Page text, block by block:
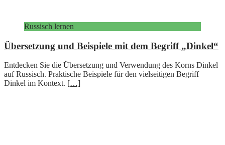
Russisch lernen
Übersetzung und Beispiele mit dem Begriff „Dinkel“
Entdecken Sie die Übersetzung und Verwendung des Korns Dinkel
auf Russisch. Praktische Beispiele für den vielseitigen Begriff
Dinkel im Kontext. […]